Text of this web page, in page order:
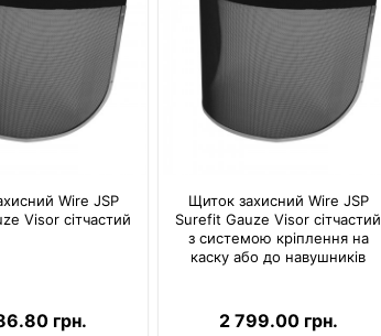
Wire JSP
Visor сітчастий
грн.
Щиток захисний Wire JSP
Surefit Gauze Visor сітчастий
з системою кріплення на
каску або до навушників
2 799.00 грн.